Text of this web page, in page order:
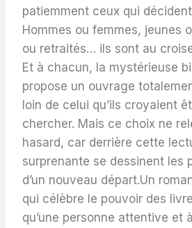
patiemment ceux qui
Hommes ou femmes, jeunes
ou retraités… ils sont au
Et à chacun, la mystérieuse
propose un ouvrage
loin de celui qu’ils croyaient
chercher. Mais ce choix ne
hasard, car derrière cette
surprenante se dessinent les
d’un nouveau départ.Un
qui célèbre le pouvoir des
qu’une personne attentive et